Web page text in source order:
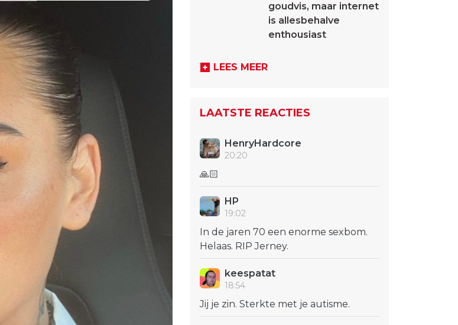
goudvis, maar internet
is allesbehalve
enthousiast
LEES MEER
LAATSTE REACTIES
HenryHardcore
20:20
🙏🏻
HP
19:02
In de jaren 70 een enorme sexbom.
Helaas. RIP Jerney.
keespatat
18:54
Jij je zin. Sterkte met je autisme.